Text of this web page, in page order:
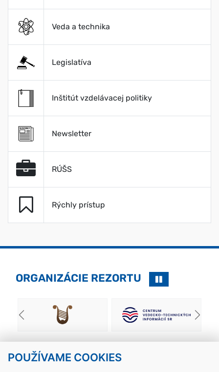
POUŽÍVAME COOKIES
Veda a technika
Legislatíva
Inštitút vzdelávacej politiky
Newsletter
RÚŠS
Rýchly prístup
ORGANIZÁCIE REZORTU
Naspäť Ďalej